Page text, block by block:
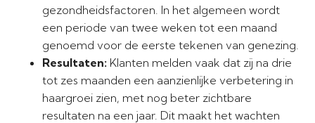
gezondheidsfactoren. In het algemeen wordt
een periode van twee weken tot een maand
genoemd voor de eerste tekenen van genezing.
Resultaten: Klanten melden vaak dat zij na drie
tot zes maanden een aanzienlijke verbetering in
haargroei zien, met nog beter zichtbare
resultaten na een jaar. Dit maakt het wachten